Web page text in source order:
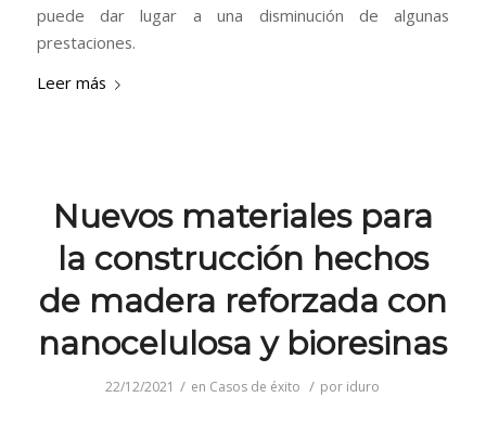
puede dar lugar a una disminución de algunas
prestaciones.
Leer más
Nuevos materiales para
la construcción hechos
de madera reforzada con
nanocelulosa y bioresinas
22/12/2021 / en Casos de éxito / por iduro